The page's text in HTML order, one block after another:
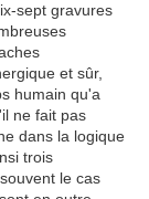
sept gravures
et sûr,
humain qu'a
ne fait pas
dans la logique
trois
le cas